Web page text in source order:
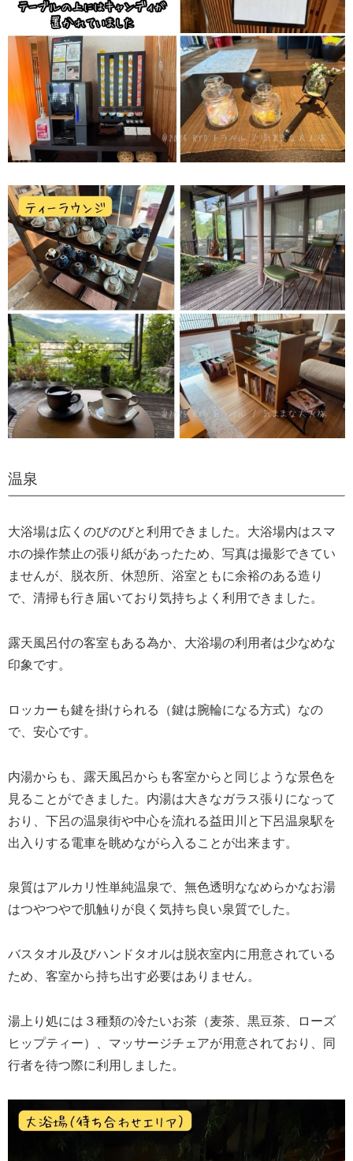
温泉
大浴場は広くのびのびと利用できました。大浴場内はスマ
ホの操作禁止の張り紙があったため、写真は撮影できてい
ませんが、脱衣所、休憩所、浴室ともに余裕のある造り
で、清掃も行き届いており気持ちよく利用できました。
露天風呂付の客室もある為か、大浴場の利用者は少なめな
印象です。
ロッカーも鍵を掛けられる（鍵は腕輪になる方式）なの
で、安心です。
内湯からも、露天風呂からも客室からと同じような景色を
見ることができました。内湯は大きなガラス張りになって
おり、下呂の温泉街や中心を流れる益田川と下呂温泉駅を
出入りする電車を眺めながら入ることが出来ます。
泉質はアルカリ性単純温泉で、無色透明ななめらかなお湯
はつやつやで肌触りが良く気持ち良い泉質でした。
バスタオル及びハンドタオルは脱衣室内に用意されている
ため、客室から持ち出す必要はありません。
湯上り処には３種類の冷たいお茶（麦茶、黒豆茶、ローズ
ヒップティー）、マッサージチェアが用意されており、同
行者を待つ際に利用しました。